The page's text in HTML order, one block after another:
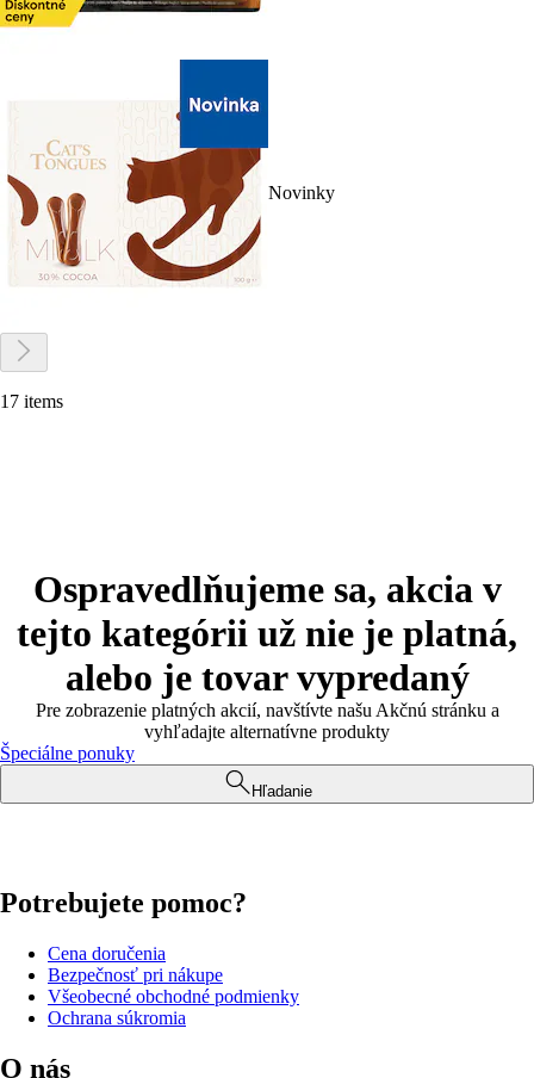
Novinky
17 items
Ospravedlňujeme sa, akcia v
tejto kategórii už nie je platná,
alebo je tovar vypredaný
Pre zobrazenie platných akcií, navštívte našu Akčnú stránku a
vyhľadajte alternatívne produkty
Špeciálne ponuky
Hľadanie
Potrebujete pomoc?
Cena doručenia
Bezpečnosť pri nákupe
Všeobecné obchodné podmienky
Ochrana súkromia
O nás